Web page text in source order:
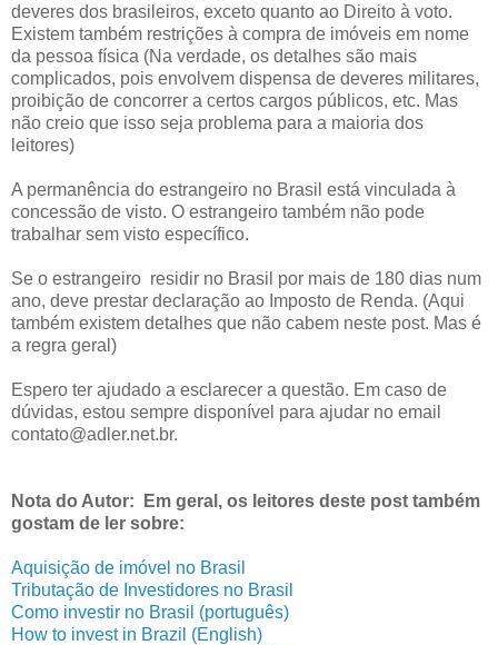
deveres dos brasileiros, exceto quanto ao Direito à voto.
Existem também restrições à compra de imóveis em nome
da pessoa física (Na verdade, os detalhes são mais
complicados, pois envolvem dispensa de deveres militares,
proibição de concorrer a certos cargos públicos, etc. Mas
não creio que isso seja problema para a maioria dos
leitores)
A permanência do estrangeiro no Brasil está vinculada à
concessão de visto. O estrangeiro também não pode
trabalhar sem visto específico.
Se o estrangeiro residir no Brasil por mais de 180 dias num
ano, deve prestar declaração ao Imposto de Renda. (Aqui
também existem detalhes que não cabem neste post. Mas é
a regra geral)
Espero ter ajudado a esclarecer a questão. Em caso de
dúvidas, estou sempre disponível para ajudar no email
contato@adler.net.br.
Nota do Autor: Em geral, os leitores deste post também
gostam de ler sobre:
Aquisição de imóvel no Brasil
Tributação de Investidores no Brasil
Como investir no Brasil (português)
How to invest in Brazil (English)